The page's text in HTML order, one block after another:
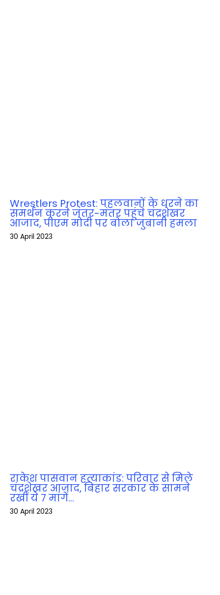
Wrestlers Protest: पहलवानों के धरने का
समर्थन करने जंतर-मंतर पहुंचे चंद्रशेखर
आजाद, पीएम मोदी पर बोला जुबानी हमला
30 April 2023
राकेश पासवान हत्‍याकांड: परिवार से मिले
चंद्रशेखर आजाद, बिहार सरकार के सामने
रखीं ये 7 मांगें…
30 April 2023